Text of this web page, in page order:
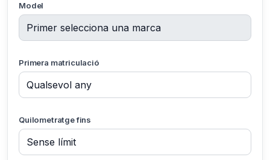
Model
Primera matriculació
Quilometratge fins